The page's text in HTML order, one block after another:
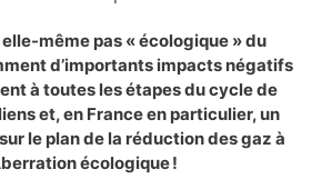
même pas « écologique » du
d’importants impacts négatifs
à toutes les étapes du cycle de
et, en France en particulier, un
le plan de la réduction des gaz à
écologique !